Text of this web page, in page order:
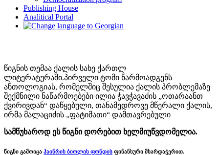
Publishing House
Analitical Portal
წიგნის თემაა ქალის სახე ქართლ
ლიტერატურაში.პირველი ტომი წარმოადგენს
ანთოლოგიას, რომელშიც შესულია ქალის პრობლემაზე
შექმნილი ნაწარმოებები ილია ჭავჭავაძის „ოთარაანთ
ქვირივდან“ დაწყებული, თანამედროვე მწერალი ქალის,
ირმა მალაციძის „ფატიმათი“ დამთავრებული
სამწუხაროდ ეს წიგნი დორებით ხელმიუწვდომელია.
წიგნი გამოიცა ჰაინრიხ ბიოლის ფონდის ფინანსური მხარდაჭერით.